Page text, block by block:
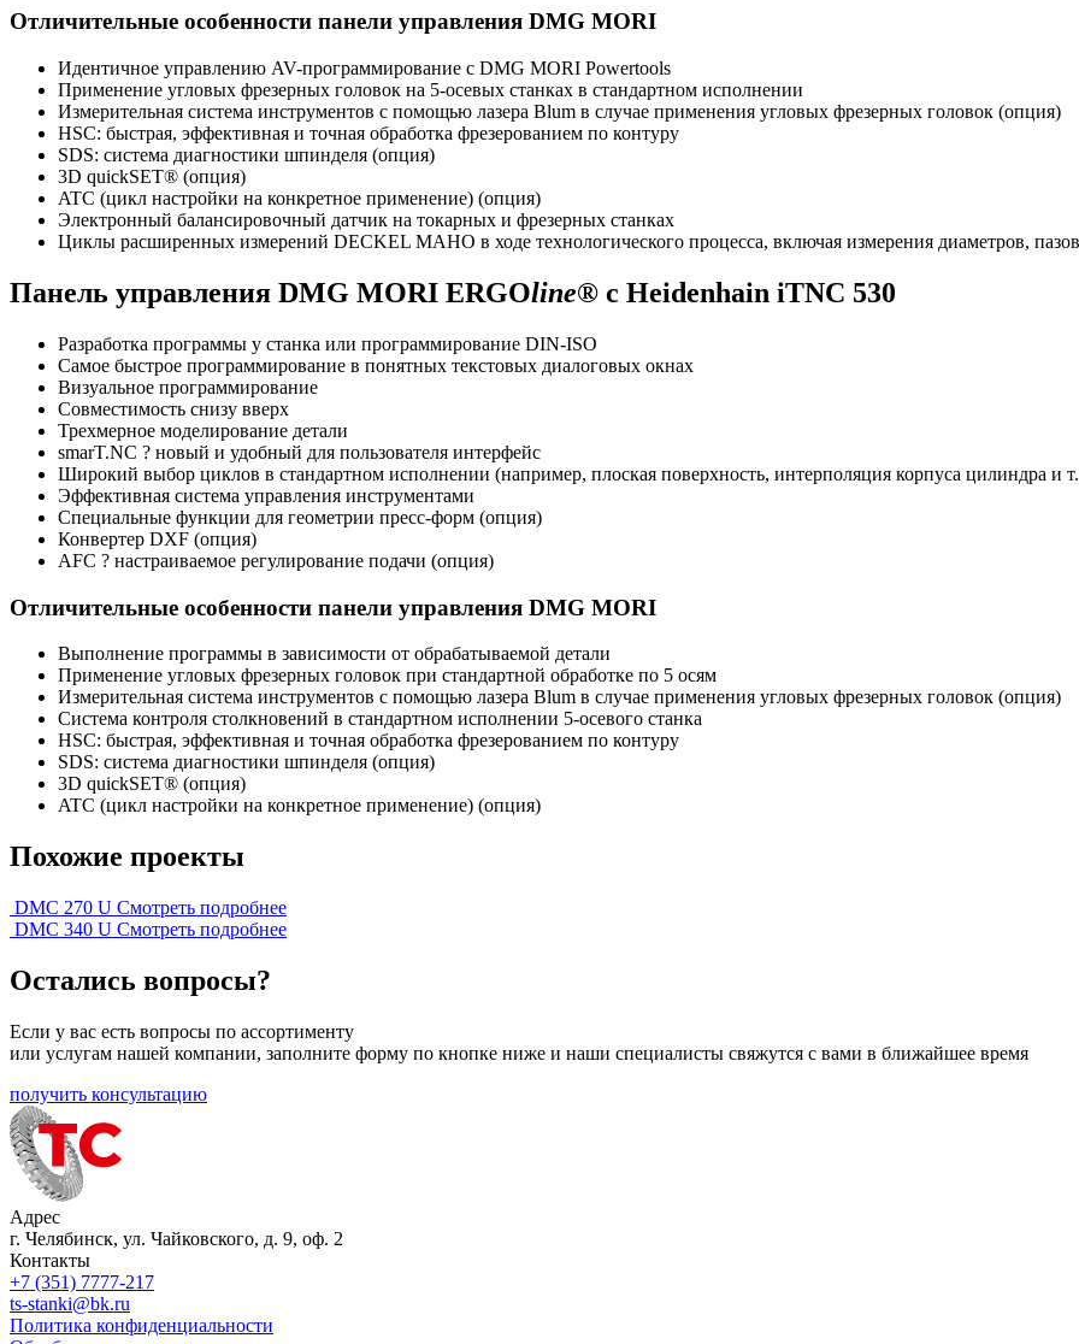
Отличительные особенности панели управления DMG MORI
Идентичное управлению AV-программирование с DMG MORI Powertools
Применение угловых фрезерных головок на 5-осевых станках в стандартном исполнении
Измерительная система инструментов с помощью лазера Blum в случае применения угловых фрезерных головок (опция)
HSC: быстрая, эффективная и точная обработка фрезерованием по контуру
SDS: система диагностики шпинделя (опция)
3D quickSET® (опция)
ATC (цикл настройки на конкретное применение) (опция)
Электронный балансировочный датчик на токарных и фрезерных станках
Циклы расширенных измерений DECKEL MAHO в ходе технологического процесса, включая измерения диаметров,
Панель управления DMG MORI ERGOline® с Heidenhain iTNC 530
Разработка программы у станка или программирование DIN-ISO
Самое быстрое программирование в понятных текстовых диалоговых окнах
Визуальное программирование
Совместимость снизу вверх
Трехмерное моделирование детали
smarT.NC ? новый и удобный для пользователя интерфейс
Широкий выбор циклов в стандартном исполнении (например, плоская поверхность, интерполяция корпуса цилиндра и
Эффективная система управления инструментами
Специальные функции для геометрии пресс-форм (опция)
Конвертер DXF (опция)
AFC ? настраиваемое регулирование подачи (опция)
Отличительные особенности панели управления DMG MORI
Выполнение программы в зависимости от обрабатываемой детали
Применение угловых фрезерных головок при стандартной обработке по 5 осям
Измерительная система инструментов с помощью лазера Blum в случае применения угловых фрезерных головок (опция)
Система контроля столкновений в стандартном исполнении 5-осевого станка
HSC: быстрая, эффективная и точная обработка фрезерованием по контуру
SDS: система диагностики шпинделя (опция)
3D quickSET® (опция)
ATC (цикл настройки на конкретное применение) (опция)
Похожие проекты
DMC 270 U Смотреть подробнее
DMC 340 U Смотреть подробнее
Остались вопросы?
Если у вас есть вопросы по ассортименту
или услугам нашей компании, заполните форму по кнопке ниже и наши специалисты свяжутся с вами в ближайшее время
получить консультацию
Адрес
г. Челябинск, ул. Чайковского, д. 9, оф. 2
Контакты
+7 (351) 7777-217
ts-stanki@bk.ru
Политика конфиденциальности